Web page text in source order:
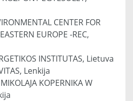
CENTER FOR
EUROPE -REC,
INSTITUTAS, Lietuva
Lenkija
KOPERNIKA W